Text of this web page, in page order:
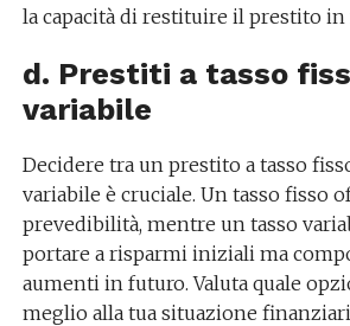
la capacità di restituire il prestito in
d. Prestiti a tasso
variabile
Decidere tra un prestito a tasso
variabile è cruciale. Un tasso fisso
prevedibilità, mentre un tasso
portare a risparmi iniziali ma
aumenti in futuro. Valuta quale
meglio alla tua situazione